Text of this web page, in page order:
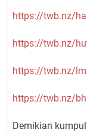
https://twb.nz/
https://twb.nz/
https://twb.nz/
https://twb.nz/
Demikian